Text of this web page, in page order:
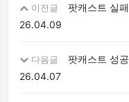
이전글
팟캐스트 실
26.04.09
다음글
팟캐스트 성
26.04.07